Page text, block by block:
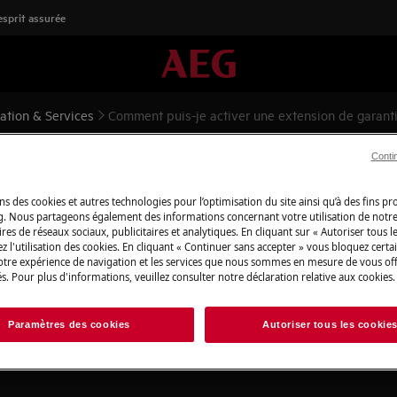
assurée
& Services Comment puis-je activer une extension de
extension de garantie
?
5 anspour protéger votre
des cookies et autres technologies pour l’optimisation du site ainsi qu’à des fins
Nous partageons également des informations concernant votre utilisation de
de réseaux sociaux, publicitaires et analytiques. En cliquant sur « Autoriser tous
l'utilisation des cookies. En cliquant « Continuer sans accepter » vous bloquez
expérience de navigation et les services que nous sommes en mesure de vous
Pour plus d'informations, veuillez consulter notre déclaration relative aux cookies.
Paramètres des cookies Autoriser tous les cookies